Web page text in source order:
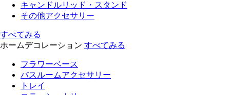
キャンドルリッド・スタンド
その他アクセサリー
すべてみる
ホームデコレーション すべてみる
フラワーベース
バスルームアクセサリー
トレイ